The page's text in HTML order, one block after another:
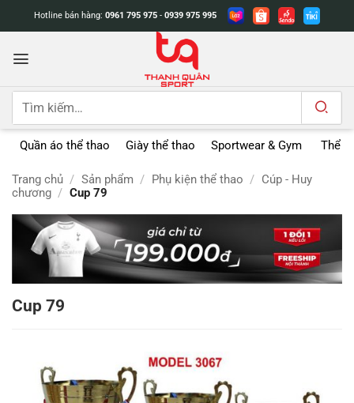
dung
Hotline bán hàng: 0961 795 975 - 0939 975 995
Tìm
Quần áo thể thao Giày thể thao Sportwear & Gym Thể
Trang chủ / Sản phẩm / Phụ kiện thể thao / Cúp - Huy
chương / Cup 79
Cup 79